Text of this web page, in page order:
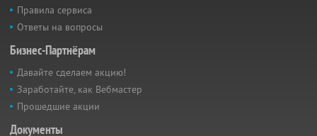
Правила сервиса
Ответы на вопросы
Бизнес-Партнёрам
Давайте сделаем акцию!
Заработайте, как Вебмастер
Прошедшие акции
Документы